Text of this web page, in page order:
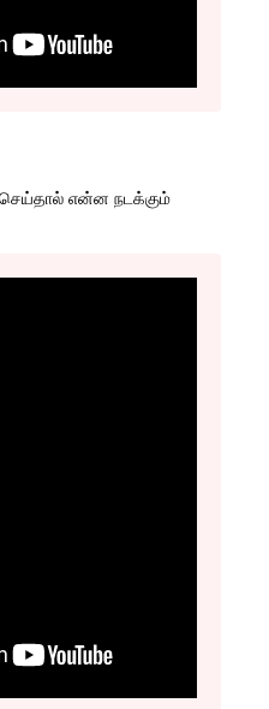
என்ன நடக்கும்